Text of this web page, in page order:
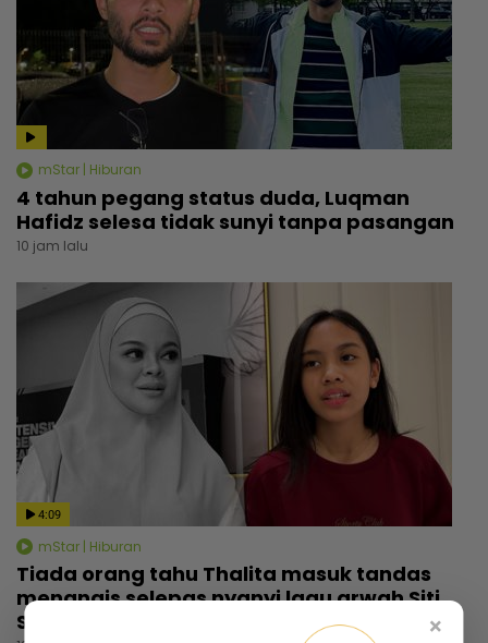
mStar | Hiburan
4 tahun pegang status duda, Luqman
Hafidz selesa tidak sunyi tanpa pasangan
10 jam lalu
4:09
mStar | Hiburan
Tiada orang tahu Thalita masuk tandas
menangis selepas nyanyi lagu arwah Siti
Sarah, dapat rasa aura atas pentas
×